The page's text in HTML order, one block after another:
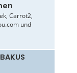
Carrot2,
und